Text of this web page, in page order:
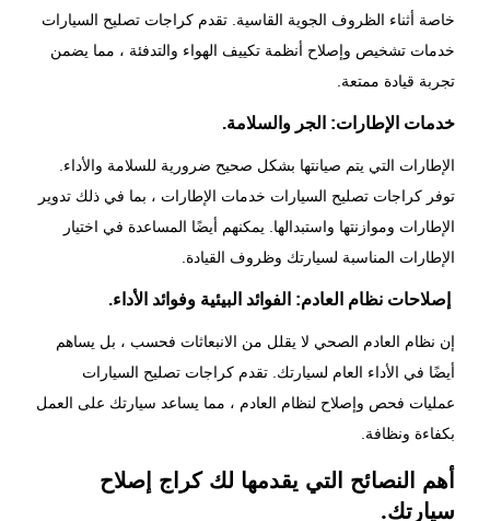
خاصة أثناء الظروف الجوية القاسية. تقدم كراجات تصليح السيارات
خدمات تشخيص وإصلاح أنظمة تكييف الهواء والتدفئة ، مما يضمن
تجربة قيادة ممتعة.
خدمات الإطارات: الجر والسلامة.
الإطارات التي يتم صيانتها بشكل صحيح ضرورية للسلامة والأداء.
توفر كراجات تصليح السيارات خدمات الإطارات ، بما في ذلك تدوير
الإطارات وموازنتها واستبدالها. يمكنهم أيضًا المساعدة في اختيار
الإطارات المناسبة لسيارتك وظروف القيادة.
إصلاحات نظام العادم: الفوائد البيئية وفوائد الأداء.
إن نظام العادم الصحي لا يقلل من الانبعاثات فحسب ، بل يساهم
أيضًا في الأداء العام لسيارتك. تقدم كراجات تصليح السيارات
عمليات فحص وإصلاح لنظام العادم ، مما يساعد سيارتك على العمل
بكفاءة ونظافة.
أهم النصائح التي يقدمها لك كراج إصلاح
سيارتك.